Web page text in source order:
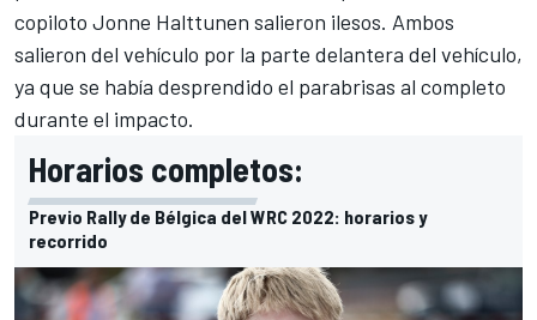
copiloto Jonne Halttunen salieron ilesos. Ambos
salieron del vehículo por la parte delantera del vehículo,
ya que se había desprendido el parabrisas al completo
durante el impacto.
Horarios completos:
Previo Rally de Bélgica del WRC 2022: horarios y
recorrido